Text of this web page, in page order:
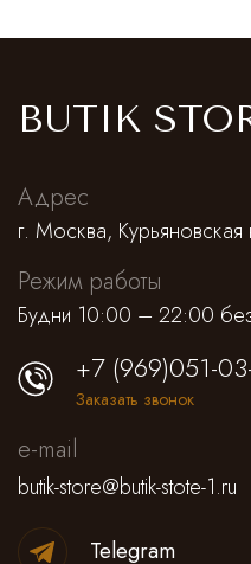
BUTIK
Адрес
г. Москва,
Режим работы
Будни 10:00 – 22:00
+7 (969)051-
Заказать звонок
e-mail
butik-store@butik-stote-1.ru
Telegram